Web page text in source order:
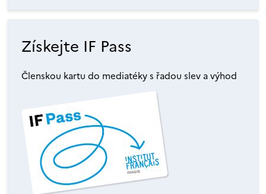
Získejte IF Pass
Členskou kartu do mediatéky s řadou slev a výhod